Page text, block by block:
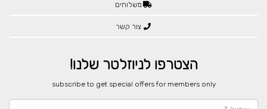
משלוחים
צור קשר
הצטרפו לניוזלטר שלנו!
​subscribe to get special offers for members only